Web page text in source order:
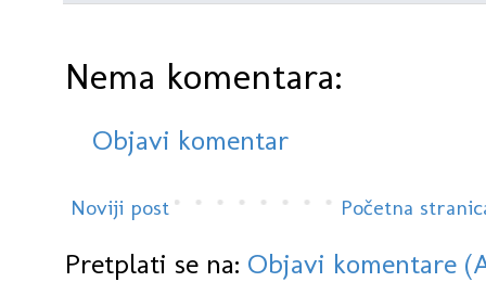
Nema komentara:
Objavi komentar
Noviji post Početna
Pretplati se na: Objavi komentare